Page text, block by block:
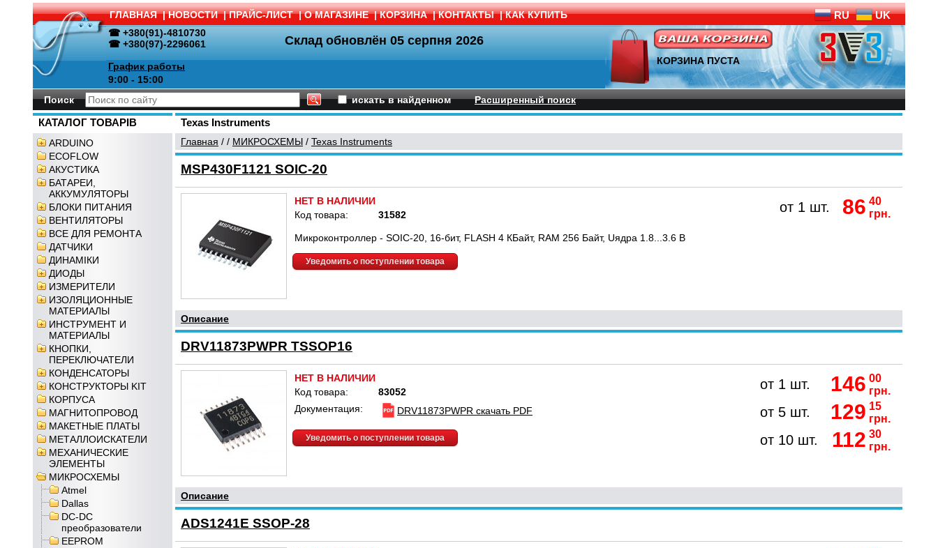
ГЛАВНАЯ | НОВОСТИ | ПРАЙС-ЛИСТ | О МАГАЗИНЕ | КОРЗИНА | КОНТАКТЫ | КАК КУПИТЬ RU UK
☎ +380(91)-4810730
☎ +380(97)-2296061
График работы
9:00 - 15:00
Склад обновлён 05 серпня 2026
КОРЗИНА ПУСТА
Поиск искать в найденном Расширенный поиск
КАТАЛОГ ТОВАРІВ
ARDUINO
ECOFLOW
АКУСТИКА
БАТАРЕИ,
АККУМУЛЯТОРЫ
БЛОКИ ПИТАНИЯ
ВЕНТИЛЯТОРЫ
ВСЕ ДЛЯ РЕМОНТА
ДАТЧИКИ
ДИНАМІКИ
ДИОДЫ
ИЗМЕРИТЕЛИ
ИЗОЛЯЦИОННЫЕ
МАТЕРИАЛЫ
ИНСТРУМЕНТ И
МАТЕРИАЛЫ
КНОПКИ,
ПЕРЕКЛЮЧАТЕЛИ
КОНДЕНСАТОРЫ
КОНСТРУКТОРЫ KIT
КОРПУСА
МАГНИТОПРОВОД
МАКЕТНЫЕ ПЛАТЫ
МЕТАЛЛОИСКАТЕЛИ
МЕХАНИЧЕСКИЕ
ЭЛЕМЕНТЫ
МИКРОСХЕМЫ
Atmel
Dallas
DC-DC
преобразователи
EEPROM
Texas Instruments
Главная / / МИКРОСХЕМЫ / Texas Instruments
MSP430F1121 SOIC-20
НЕТ В НАЛИЧИИ
Код товара:
31582
Микроконтроллер - SOIC-20, 16-бит, FLASH 4 КБайт, RAM 256 Байт, Uядра 1.8...3.6 В
Уведомить о поступлении товара
от 1 шт. 86 40
грн.
Описание
DRV11873PWPR TSSOP16
НЕТ В НАЛИЧИИ
Код товара:
83052
Документация:
DRV11873PWPR скачать PDF
Уведомить о поступлении товара
от 1 шт. 146 00
грн.
от 5 шт. 129 15
грн.
от 10 шт. 112 30
грн.
Описание
ADS1241E SSOP-28